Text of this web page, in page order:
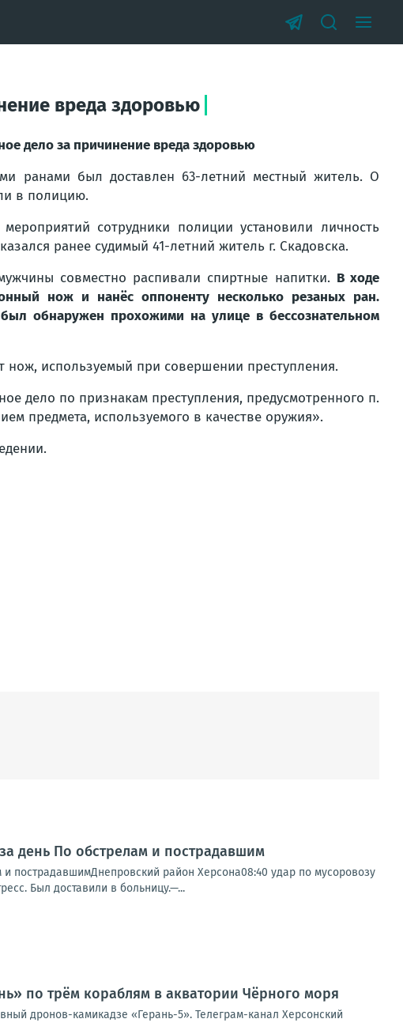
вреда здоровью
дело за причинение вреда здоровью
ранами был доставлен 63-летний местный житель. О
в полицию.
сотрудники полиции установили личность
ранее судимый 41-летний житель г. Скадовска.
совместно распивали спиртные напитки. В ходе
нож и нанёс оппоненту несколько резаных ран.
обнаружен прохожими на улице в бессознательном
нож, используемый при совершении преступления.
дело по признакам преступления, предусмотренного п.
предмета, используемого в качестве оружия».
день По обстрелам и пострадавшим
пострадавшимДнепровский район Херсона08:40 удар по мусоровозу
Был доставили в больницу.—...
по трём кораблям в акватории Чёрного моря
дронов-камикадзе «Герань-5». Телеграм-канал Херсонский